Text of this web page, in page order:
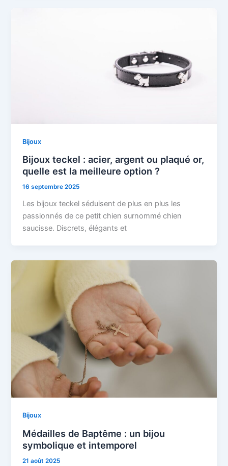
Bijoux
Bijoux teckel : acier, argent ou plaqué or,
quelle est la meilleure option ?
16 septembre 2025
Les bijoux teckel séduisent de plus en plus les
passionnés de ce petit chien surnommé chien
saucisse. Discrets, élégants et
Bijoux
Médailles de Baptême : un bijou
symbolique et intemporel
21 août 2025